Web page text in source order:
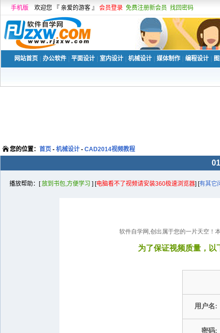
手机版 欢迎您 『 亲爱的游客 』 会员登录 免费注册新会员 找回密码
网站首页 办公软件 平面设计 室内设计 机械设计 媒体制作 编程设计
您的位置： 首页 - 机械设计 - CAD2014视频教程
播放帮助：[放到书包,方便学习 ] [电脑看不了视频请安装360极速浏览器] [有其它